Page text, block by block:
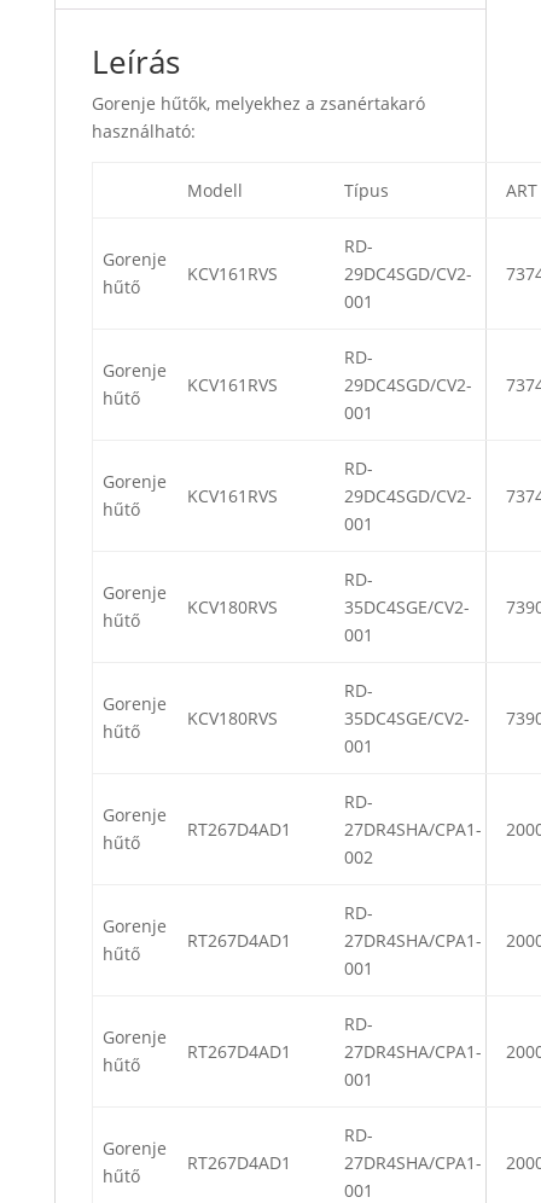
Leírás
Gorenje hűtők, melyekhez a zsanértakaró
használható:
Modell Típus
Gorenje
hűtő
KCV161RVS
RD-
29DC4SGD/CV2-
001
Gorenje
hűtő
KCV161RVS
RD-
29DC4SGD/CV2-
001
Gorenje
hűtő
KCV161RVS
RD-
29DC4SGD/CV2-
001
Gorenje
hűtő
KCV180RVS
RD-
35DC4SGE/CV2-
001
Gorenje
hűtő
KCV180RVS
RD-
35DC4SGE/CV2-
001
Gorenje
hűtő
RT267D4AD1
RD-
27DR4SHA/CPA1-
002
Gorenje
hűtő
RT267D4AD1
RD-
27DR4SHA/CPA1-
001
Gorenje
hűtő
RT267D4AD1
RD-
27DR4SHA/CPA1-
001
Gorenje
hűtő
RT267D4AD1
RD-
27DR4SHA/CPA1-
001